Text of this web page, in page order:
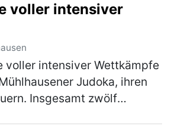
voller intensiver
voller intensiver Wettkämpfe
Judoka, ihren
Insgesamt zwölf